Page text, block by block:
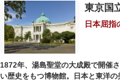
軍・徳川家光公が、日光東照宮ま
てられたそう。社殿内部は文化財
が実施されることもあるので、拝
授与所では、期間・数量限定のお
ック。手塚治虫のユニコのお守り
東京国
日本屈指
1872年、湯島聖堂の大成殿で開催
い歴史をもつ博物館。日本と東洋